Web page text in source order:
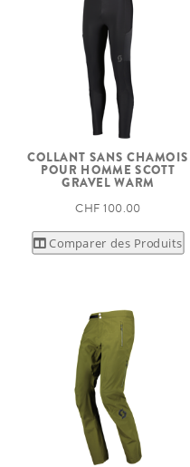
COLLANT SANS CHAMOIS
POUR HOMME SCOTT
GRAVEL WARM
CHF 100.00
Comparer des Produits